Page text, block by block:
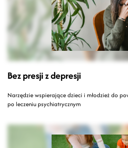
Bez presji z depresji
Narzędzie wspierające dzieci i młodzież do
po leczeniu psychiatrycznym